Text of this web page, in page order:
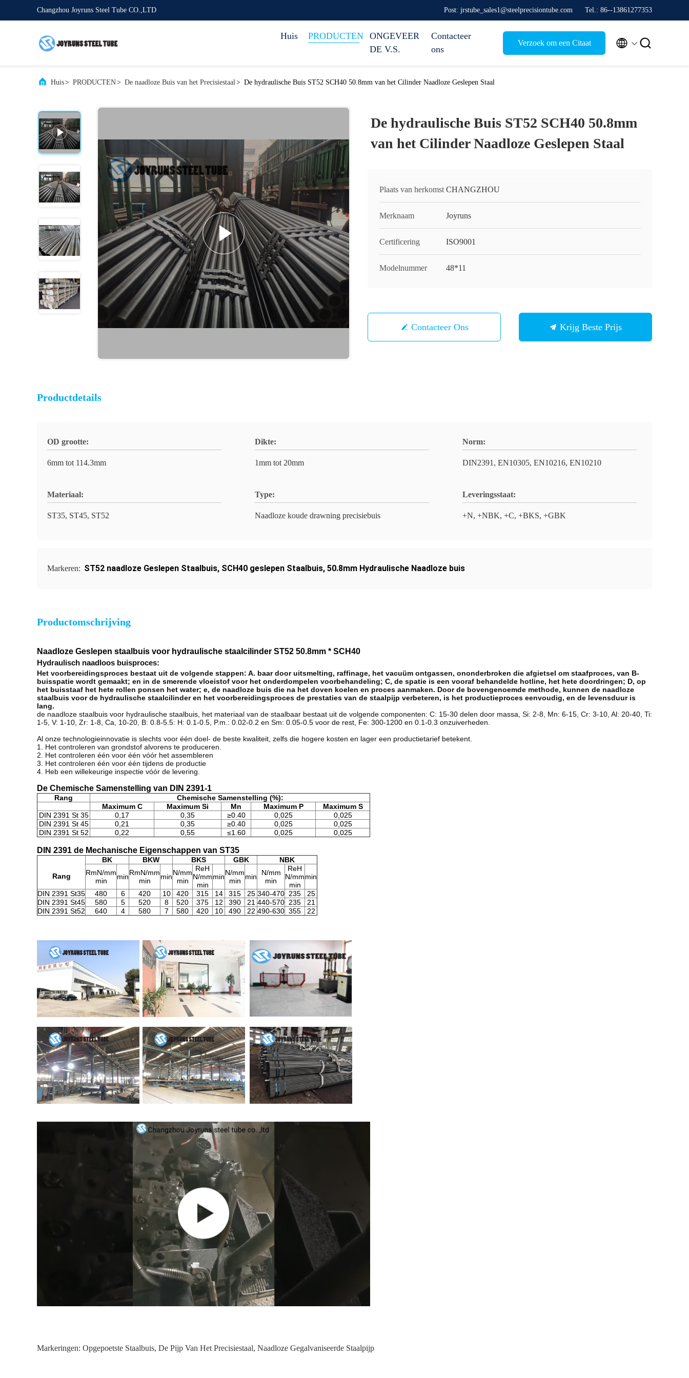
Changzhou Joyruns Steel Tube CO.,LTD Post: jrstube_sales1@steelprecisiontube.com Tel.: 86--13861277353
Huis PRODUCTEN ONGEVEER
DE V.S.
Contacteer
ons
Verzoek om een Citaat  
Huis> PRODUCTEN> De naadloze Buis van het Precisiestaal> De hydraulische Buis ST52 SCH40 50.8mm van het Cilinder Naadloze Geslepen Staal
De hydraulische Buis ST52 SCH40 50.8mm
van het Cilinder Naadloze Geslepen Staal
Plaats van herkomst CHANGZHOU
Merknaam Joyruns
Certificering ISO9001
Modelnummer 48*11
Contacteer Ons Krijg Beste Prijs
Productdetails
OD grootte:
6mm tot 114.3mm
Dikte:
1mm tot 20mm
Norm:
DIN2391, EN10305, EN10216, EN10210
Materiaal:
ST35, ST45, ST52
Type:
Naadloze koude drawning precisiebuis
Leveringsstaat:
+N, +NBK, +C, +BKS, +GBK
Markeren: ST52 naadloze Geslepen Staalbuis, SCH40 geslepen Staalbuis, 50.8mm Hydraulische Naadloze buis
Productomschrijving
Naadloze Geslepen staalbuis voor hydraulische staalcilinder ST52 50.8mm * SCH40
Hydraulisch naadloos buisproces:
Het voorbereidingsproces bestaat uit de volgende stappen: A. baar door uitsmelting, raffinage, het vacuüm ontgassen, ononderbroken die afgietsel om staafproces, van B-
buisspatie wordt gemaakt; en in de smerende vloeistof voor het onderdompelen voorbehandeling; C, de spatie is een vooraf behandelde hotline, het hete doordringen; D, op
het buisstaaf het hete rollen ponsen het water; e, de naadloze buis die na het doven koelen en proces aanmaken. Door de bovengenoemde methode, kunnen de naadloze
staalbuis voor de hydraulische staalcilinder en het voorbereidingsproces de prestaties van de staalpijp verbeteren, is het productieproces eenvoudig, en de levensduur is
lang.
de naadloze staalbuis voor hydraulische staalbuis, het materiaal van de staalbaar bestaat uit de volgende componenten: C: 15-30 delen door massa, Si: 2-8, Mn: 6-15, Cr: 3-10, Al: 20-40, Ti:
1-5, V: 1-10, Zr: 1-8, Ca, 10-20, B: 0.8-5.5: H: 0.1-0.5, P.m.: 0.02-0.2 en Sm: 0.05-0.5 voor de rest, Fe: 300-1200 en 0.1-0.3 onzuiverheden.
Al onze technologieinnovatie is slechts voor één doel- de beste kwaliteit, zelfs die hogere kosten en lager een productietarief betekent.
1. Het controleren van grondstof alvorens te produceren.
2. Het controleren één voor één vóór het assembleren
3. Het controleren één voor één tijdens de productie
4. Heb een willekeurige inspectie vóór de levering.
De Chemische Samenstelling van DIN 2391-1
Rang
Chemische Samenstelling (%):
Maximum C
Maximum Si Mn Maximum P
Maximum S
DIN 2391 St 35
0,17 0,35 ≥0.40 0,025
0,025
DIN 2391 St 45
0,21 0,35 ≥0.40 0,025
0,025
DIN 2391 St 52
0,22 0,55 ≤1.60 0,025 0,025
DIN 2391 de Mechanische Eigenschappen van ST35
Rang
BK BKW BKS GBK
NBK
RmN/mm
min
minRmN/mm
min
minN/mm
min
ReH
N/mm
min
minN/mm
min
min
N/mm
min
ReH
N/mm
min
min
DIN 2391 St35 480 6 420 10 420 315 14 315 25 340-470 235
25
DIN 2391 St45
580 5 520 8 520 375 12 390 21 440-570 235
21
DIN 2391 St52
640 4 580 7 580 420 10 490 22 490-630 355 22
Markeringen: Opgepoetste Staalbuis, De Pijp Van Het Precisiestaal, Naadloze Gegalvaniseerde Staalpijp